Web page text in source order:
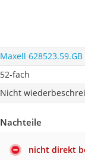
Maxell 628523.59.GB
52-fach
Nicht
Nachteile
nicht direkt